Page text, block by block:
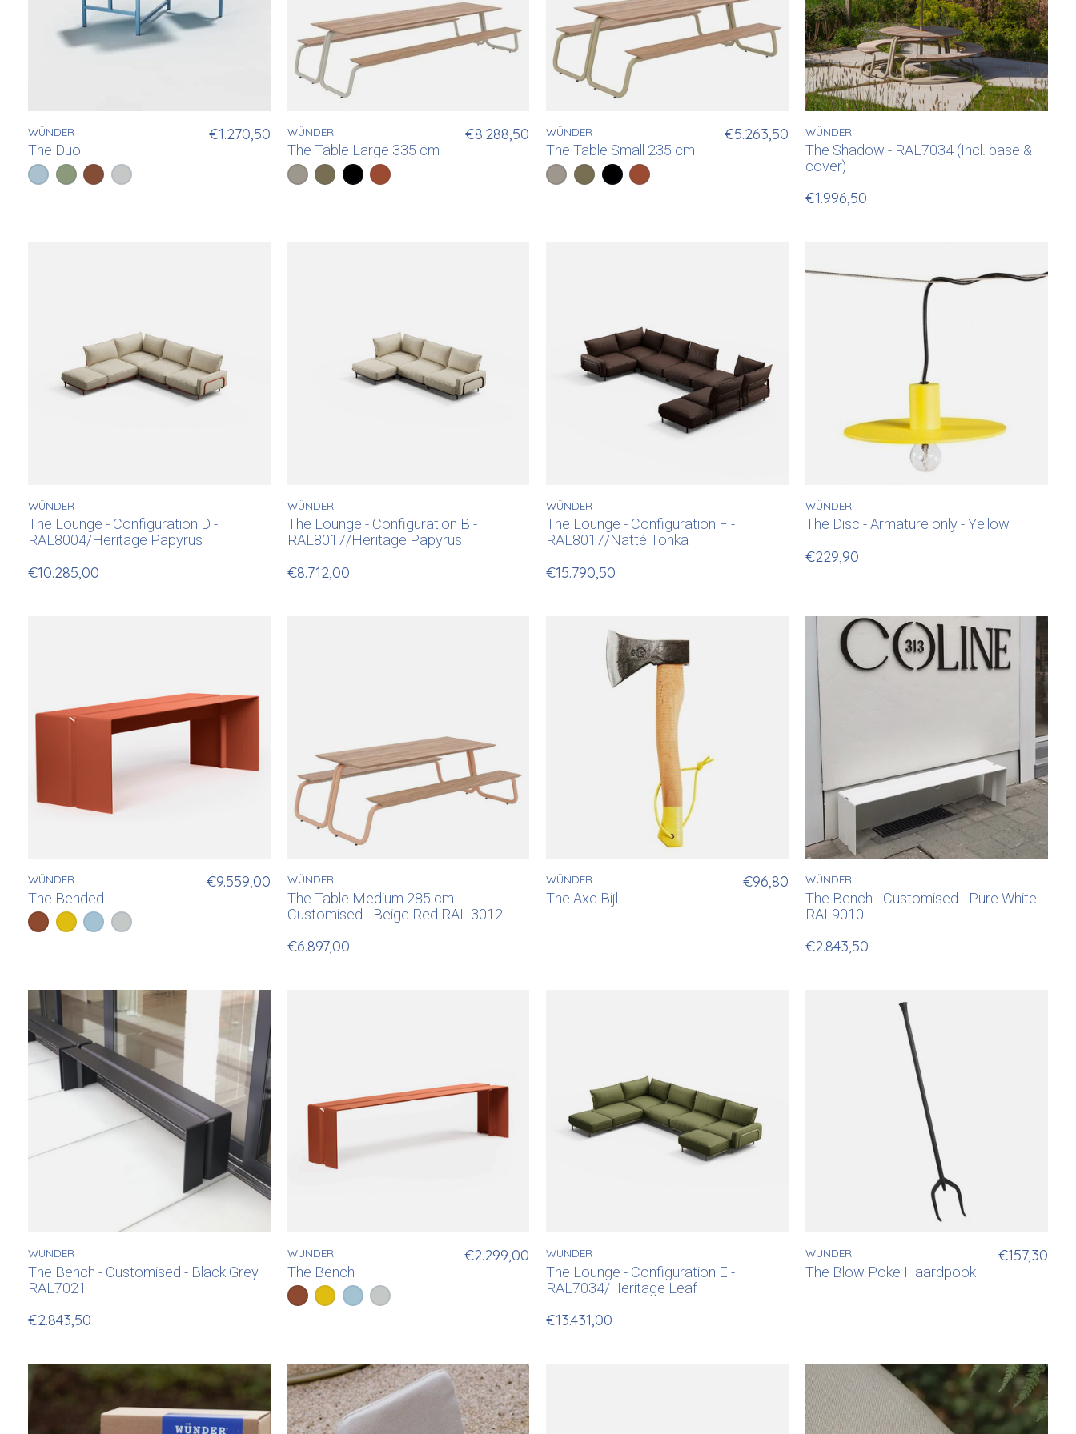
WÜNDER
The Duo
Color: — Pastelblauw
Pastelblauw
Bleekgroen
Koperbruin
Lichtgrijs
€1.270,50 WÜNDER
The Table Large 335 cm
Color: — Lichtgrijs
Lichtgrijs
Geelgrijs
ZwartKoperbruin
€8.288,50 WÜNDER
The Table Small 235 cm
Color: — Lichtgrijs
Lichtgrijs
Geelgrijs
ZwartKoperbruin
€5.263,50 WÜNDER
The Shadow - RAL7034 (Incl. base &
cover)
€1.996,50
WÜNDER
The Lounge - Configuration D -
RAL8004/Heritage Papyrus
€10.285,00
WÜNDER
The Lounge - Configuration B -
RAL8017/Heritage Papyrus
€8.712,00
WÜNDER
The Lounge - Configuration F -
RAL8017/Natté Tonka
€15.790,50
WÜNDER
The Disc - Armature only - Yellow
€229,90
WÜNDER
The Bended
Color: — Koperbruin (RAL8004)
Koperbruin (RAL8004)
Geel (RAL1018)
Pastelblauw (RAL5024)
Lichtgrijs (RAL7044)
€9.559,00 WÜNDER
The Table Medium 285 cm -
Customised - Beige Red RAL 3012
€6.897,00
WÜNDER
The Axe Bijl
€96,80 WÜNDER
The Bench - Customised - Pure White
RAL9010
€2.843,50
WÜNDER
The Bench - Customised - Black Grey
RAL7021
€2.843,50
WÜNDER
The Bench
Color: — Koperbruin (RAL8004)
Koperbruin (RAL8004)
Geel (RAL1018)
Pastelblauw (RAL5024)
Lichtgrijs (RAL7044)
€2.299,00 WÜNDER
The Lounge - Configuration E -
RAL7034/Heritage Leaf
€13.431,00
WÜNDER
The Blow Poke Haardpook
€157,30